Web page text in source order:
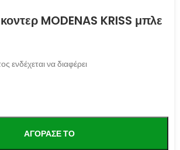
MODENAS KRISS μπλε
ενδέχεται να διαφέρει
ΑΓΌΡΑΣΕ ΤΟ